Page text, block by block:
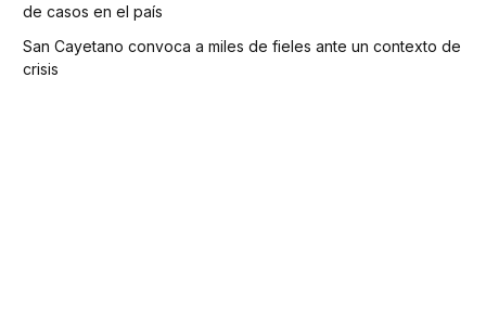
de casos en el país
San Cayetano convoca a miles de fieles ante un contexto de
crisis